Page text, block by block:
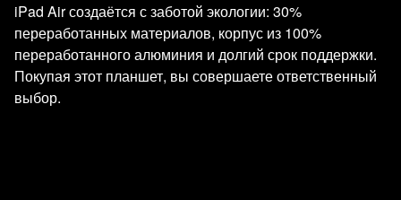
iPad Air создаётся с заботой экологии: 30%
переработанных материалов, корпус из 100%
переработанного алюминия и долгий срок поддержки.
Покупая этот планшет, вы совершаете ответственный
выбор.